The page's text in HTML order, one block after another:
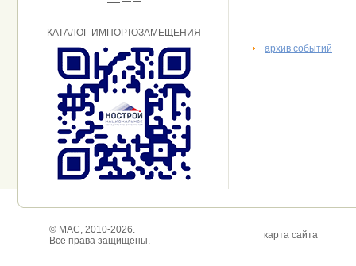
КАТАЛОГ ИМПОРТОЗАМЕЩЕНИЯ
архив событий
© МАС, 2010-2026.
Все права защищены.
карта сайта